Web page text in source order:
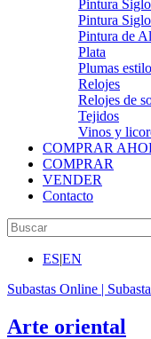
Pintura
Pintura
Pintura de
Plata
Plumas
Relojes
Relojes de
Tejidos
Vinos y
COMPRAR
COMPRAR
VENDER
Contacto
ES|EN
Subastas Online |
Arte oriental